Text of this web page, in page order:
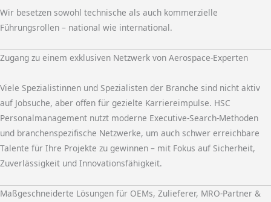
Wir besetzen sowohl technische als auch kommerzielle
Führungsrollen – national wie international.
Zugang zu einem exklusiven Netzwerk von Aerospace-Experten
Viele Spezialistinnen und Spezialisten der Branche sind nicht aktiv
auf Jobsuche, aber offen für gezielte Karriereimpulse. HSC
Personalmanagement nutzt moderne Executive-Search-Methoden
und branchenspezifische Netzwerke, um auch schwer erreichbare
Talente für Ihre Projekte zu gewinnen – mit Fokus auf Sicherheit,
Zuverlässigkeit und Innovationsfähigkeit.
Maßgeschneiderte Lösungen für OEMs, Zulieferer, MRO-Partner &